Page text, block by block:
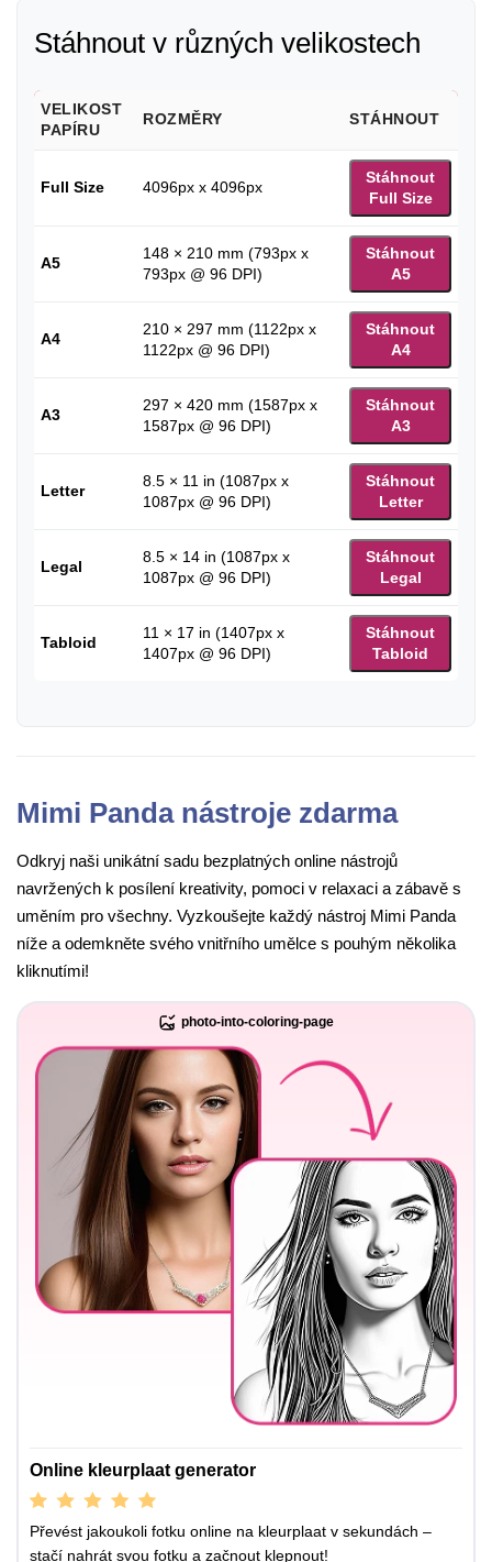
Stáhnout v různých velikostech
VELIKOST
PAPÍRU
ROZMĚRY STÁHNOUT
Full Size 4096px x 4096px
Stáhnout
Full Size
A5
148 × 210 mm (793px x
793px @ 96 DPI)
Stáhnout
A5
A4
210 × 297 mm (1122px x
1122px @ 96 DPI)
Stáhnout
A4
A3
297 × 420 mm (1587px x
1587px @ 96 DPI)
Stáhnout
A3
Letter
8.5 × 11 in (1087px x
1087px @ 96 DPI)
Stáhnout
Letter
Legal
8.5 × 14 in (1087px x
1087px @ 96 DPI)
Stáhnout
Legal
Tabloid
11 × 17 in (1407px x
1407px @ 96 DPI)
Stáhnout
Tabloid
Mimi Panda nástroje zdarma
Odkryj naši unikátní sadu bezplatných online nástrojů
navržených k posílení kreativity, pomoci v relaxaci a zábavě s
uměním pro všechny. Vyzkoušejte každý nástroj Mimi Panda
níže a odemkněte svého vnitřního umělce s pouhým několika
kliknutími!
photo-into-coloring-page
Online kleurplaat generator
Převést jakoukoli fotku online na kleurplaat v sekundách –
stačí nahrát svou fotku a začnout klepnout!